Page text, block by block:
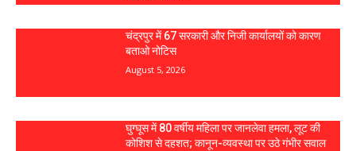
चंद्रपुर में 67 सरकारी और निजी कार्यालयों को कारण
बताओ नोटिस
August 5, 2026
घुग्घूस में 80 वर्षीय महिला पर जानलेवा हमला, लूट की
कोशिश से दहशत; कानून-व्यवस्था पर उठे गंभीर सवाल